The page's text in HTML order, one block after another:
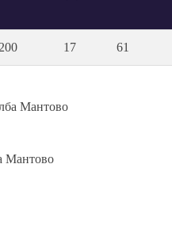
17 61
Мантово
Мантово